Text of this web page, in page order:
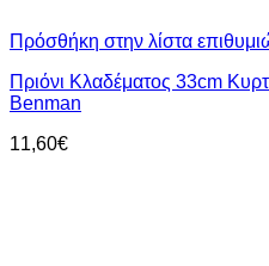
Πρόσθήκη στην λίστα
Πριόνι Κλαδέματος 33cm
Benman
11,60€